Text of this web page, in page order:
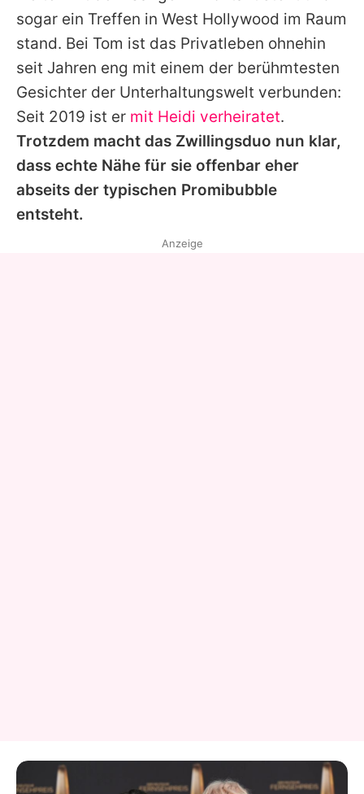
sogar ein Treffen in West Hollywood im Raum
stand. Bei Tom ist das Privatleben ohnehin
seit Jahren eng mit einem der berühmtesten
Gesichter der Unterhaltungswelt verbunden:
Seit 2019 ist er mit Heidi verheiratet.
Trotzdem macht das Zwillingsduo nun klar,
dass echte Nähe für sie offenbar eher
abseits der typischen Promibubble
entsteht.
Anzeige